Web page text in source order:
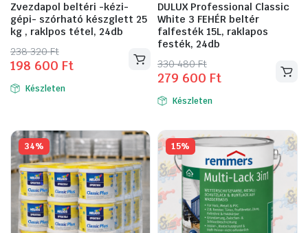
Zvezdapol beltéri -kézi-
gépi- szórható készglett 25
kg , raklpos tétel, 24db
238 320Ft
Original
price
was:
198 600 Ft
Current
price
is: Készleten
DULUX Professional Classic
White 3 FEHÉR beltér
falfesték 15L, raklapos
festék, 24db
330 480Ft
Original
price
was:
480 Ft.
279 600 Ft
Current
price
is:
600 Ft.
Készleten
34% 15%